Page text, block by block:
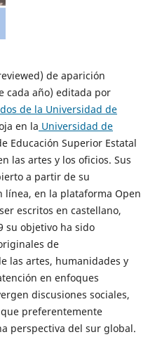
de aparición
cada año) editada por
de la Universidad de
en la Universidad de
Educación Superior Estatal
las artes y los oficios. Sus
a partir de su
línea, en la plataforma Open
escritos en castellano,
su objetivo ha sido
de
las artes, humanidades y
en enfoques
discusiones sociales,
preferentemente
perspectiva del sur global.